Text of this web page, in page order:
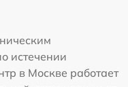
истечении
в Москве работает